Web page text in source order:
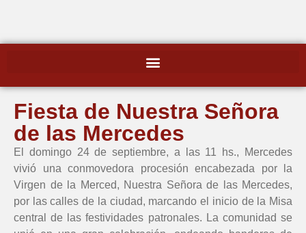
Fiesta de Nuestra Señora
de las Mercedes
El domingo 24 de septiembre, a las 11 hs., Mercedes
vivió una conmovedora procesión encabezada por la
Virgen de la Merced, Nuestra Señora de las Mercedes,
por las calles de la ciudad, marcando el inicio de la Misa
central de las festividades patronales. La comunidad se